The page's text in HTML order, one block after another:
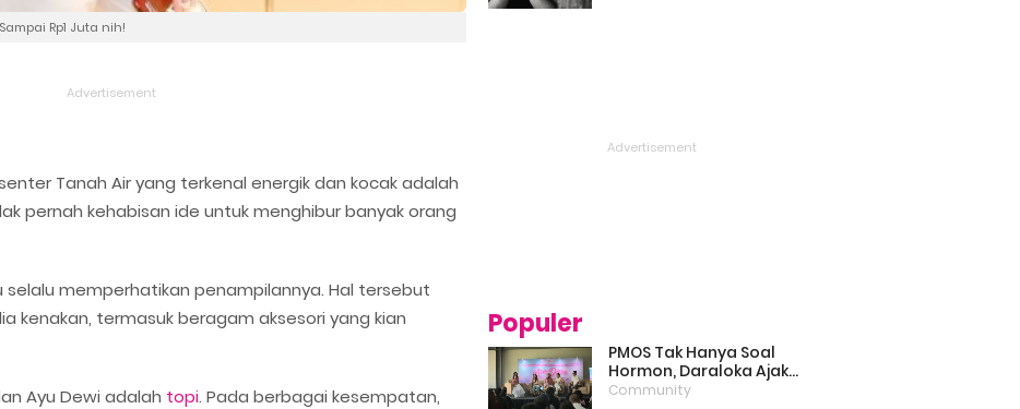
Rp1 Juta nih!
Tanah Air yang terkenal energik dan kocak adalah
pernah kehabisan ide untuk menghibur banyak orang
selalu memperhatikan penampilannya. Hal tersebut
kenakan, termasuk beragam aksesori yang kian
Ayu Dewi adalah topi. Pada berbagai kesempatan,
Populer
PMOS Tak Hanya Soal
Hormon, Daraloka Ajak
Publik Pahami Luka
Community